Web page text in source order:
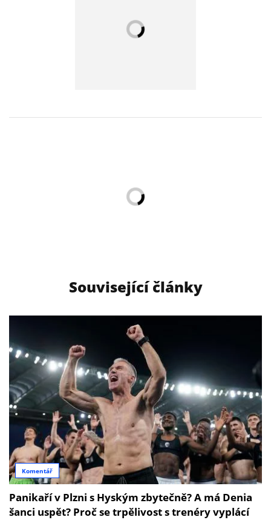
Související články
Komentář
Panikaří v Plzni s Hyským zbytečně? A má Denia
šanci uspět? Proč se trpělivost s trenéry vyplácí